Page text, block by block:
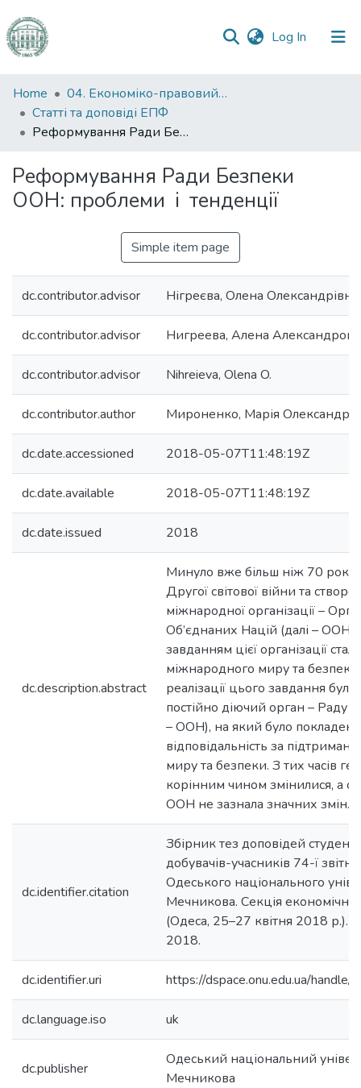
Log In (current)
Communities
&
Collections
Statistics
Home
04. Економіко-правовий факультет
Статті та доповіді ЕПФ
Реформування Ради Безпеки ООН: проблеми і тенденції
Реформування Ради Безпеки
ООН: проблеми і тенденції
Simple item page
dc.contributor.advisor Нігреєва, Олена Олександрівна
dc.contributor.advisor Нигреева, Алена
dc.contributor.advisor Nihreieva, Olena O.
dc.contributor.author Мироненко, Марія
dc.date.accessioned 2018-05-07T11:48:19Z
dc.date.available 2018-05-07T11:48:19Z
dc.date.issued 2018
dc.description.abstract
Минуло вже більш ніж 70 років
Другої світової війни та
міжнародної організації –
Об’єднаних Націй (далі –
завданням цієї організації
міжнародного миру та
реалізації цього завдання
постійно діючий орган – Раду
– ООН), на який було
відповідальність за
миру та безпеки. З тих часів
корінним чином змінилися, а
ООН не зазнала значних змін.
dc.identifier.citation
Збірник тез доповідей
добувачів-учасників 74-ї
Одеського національного
Мечникова. Секція
(Одеса, 25–27 квітня 2018 р.).
2018.
dc.identifier.uri https://dspace.onu.edu.ua/
dc.language.iso uk
dc.publisher
Одеський національний
Мечникова